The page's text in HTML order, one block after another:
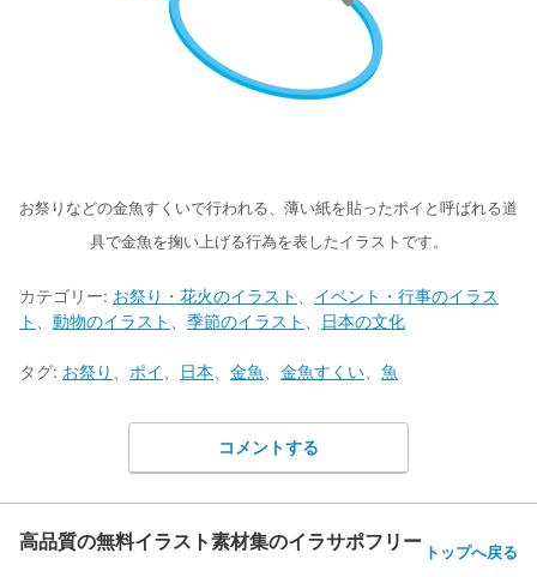
お祭りなどの金魚すくいで行われる、薄い紙を貼ったポイと呼ばれる道
具で金魚を掬い上げる行為を表したイラストです。
カテゴリー: お祭り・花火のイラスト
イベント・行事のイラス
ト
動物のイラスト 季節のイラスト 日本の文化
タグ: お祭り ポイ 日本 金魚 金魚すくい 魚
コメントする
高品質の無料イラスト素材集のイラサポフリー トップへ戻る